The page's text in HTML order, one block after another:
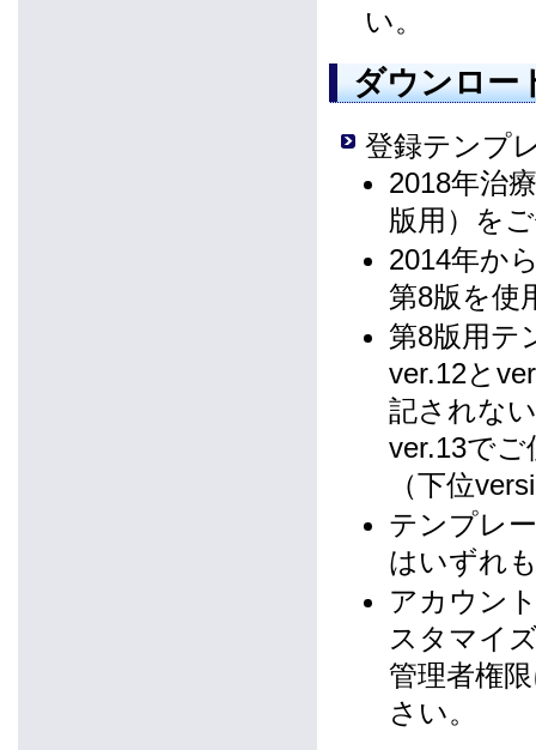
い。
ダウンロー
登録テンプ
2018年治
版用）を
2014年か
第8版を使
第8版用テ
ver.12と
記されな
ver.13で
（下位
テンプレ
はいずれ
アカウン
スタマイ
管理者権
さい。